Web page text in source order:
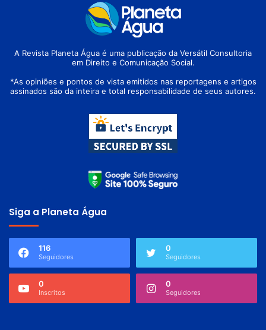
A Revista Planeta Água é uma publicação da Versátil Consultoria
em Direito e Comunicação Social.
*As opiniões e pontos de vista emitidos nas reportagens e artigos
assinados são da inteira e total responsabilidade de seus autores.
Siga a Planeta Água
116
Seguidores
0
Seguidores
0
Inscritos
0
Seguidores